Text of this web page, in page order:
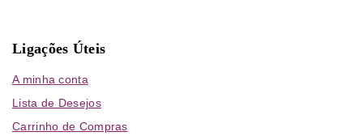
Ligações Úteis
A minha conta
Lista de Desejos
Carrinho de Compras